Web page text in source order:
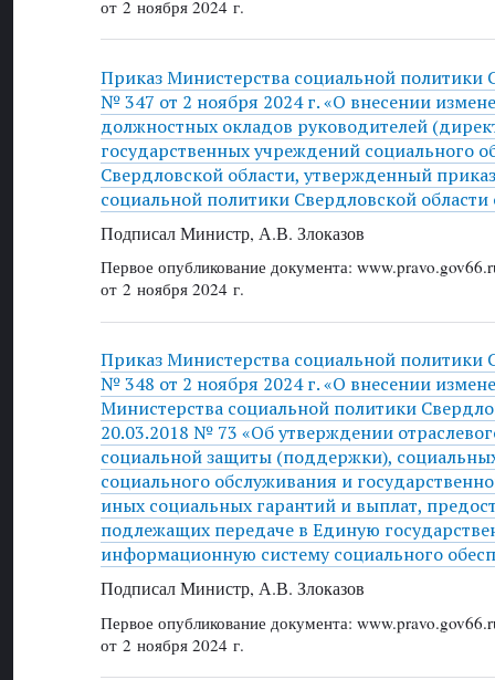
от 2 ноября 2024 г.
Приказ Министерства социальной политики
№ 347 от 2 ноября 2024 г. «О внесении
должностных окладов руководителей
государственных учреждений социального
Свердловской области, утвержденный
социальной политики Свердловской
Подписал Министр, А.В. Злоказов
Первое опубликование документа:
от 2 ноября 2024 г.
Приказ Министерства социальной политики
№ 348 от 2 ноября 2024 г. «О внесении
Министерства социальной политики
20.03.2018 № 73 «Об утверждении
социальной защиты (поддержки),
социального обслуживания и
иных социальных гарантий и выплат,
подлежащих передаче в Единую
информационную систему социального
Подписал Министр, А.В. Злоказов
Первое опубликование документа:
от 2 ноября 2024 г.